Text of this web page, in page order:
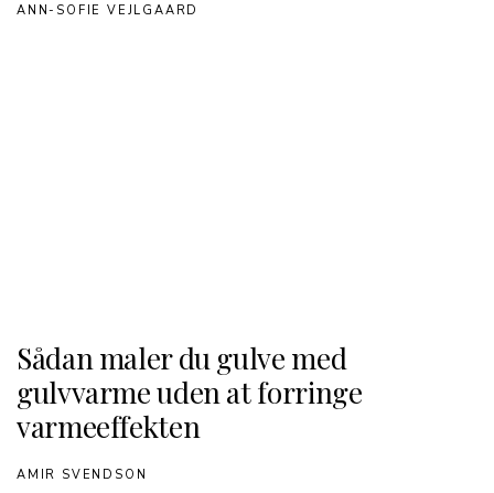
ANN-SOFIE VEJLGAARD
Sådan maler du gulve med
gulvvarme uden at forringe
varmeeffekten
AMIR SVENDSON